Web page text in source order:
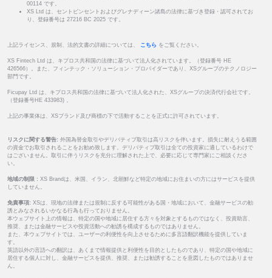
00114 です。
XS Ltd は、セントビンセントおよびグレナディーン諸島の法律に基づき登録・認可されてお
り、登録番号は 27216 BC 2025 です。
上記ライセンス、規制、法的文書の詳細については、 こちら をご覧ください。
XS Fintech Ltd は、キプロス共和国の法律に基づいて法人化されています。（登録番号 HE
426566）。また、フィンテック・ソリューション・プロバイダーであり、XSグループのテクノロジー
部門です。
Ficupay Ltd は、キプロス共和国の法律に基づいて法人化された、XSグループの決済代行会社です。
（登録番号HE 433983) 。
上記の事業体は、XSブランド及び商標の下で活動することを正式に許可されています。
リスクに関する警告: 外国為替金取引やデリバティブ取引は高リスクを伴います。損失に耐えうる範囲
の資金でお取引されることをお勧め致します。デリバティブ取引は全ての投資家に適しているわけで
はございません。取引に伴うリスクを充分に理解された上で、必要に応じて専門家にご相談くださ
い。
地域の制限 : XS Brandは、米国、イラン、北朝鮮など特定の地域にお住まいの方にはサービスを提供
していません。
免責事項: XSは、現地の法律または規制に反する可能性がある国・地域において、金融サービスの勧
誘とみなされるいかなる行為も行っておりません。
本ウェブサイト上の情報は、特定の国や地域に居住する方々を対象とするものではなく、投資助言、
推奨、または金融サービスや投資活動への勧誘を構成するものではありません。
また、本ウェブサイトでは、ユーザーの利便性を向上させるために多言語翻訳機能を提供していま
す。
英語以外の言語への翻訳は、あくまで情報提供と利便性を目的としたものであり、特定の国や地域に
居住する個人に対し、金融サービスを提供、推奨、または勧誘することを意図したものではありませ
ん。